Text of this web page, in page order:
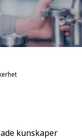
kunskaper